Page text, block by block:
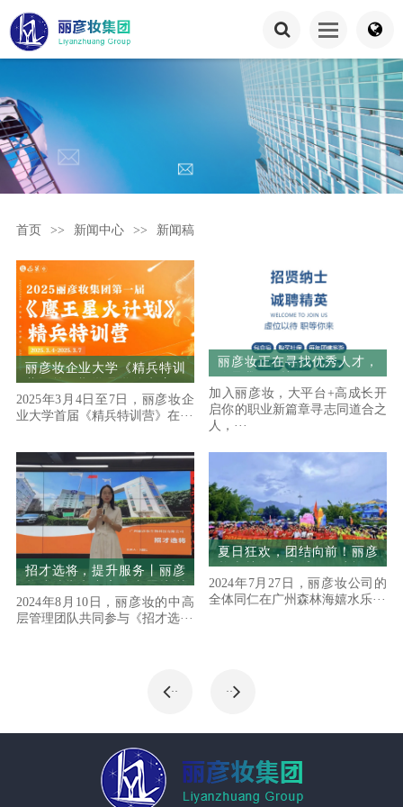
首页 >> 新闻中心 >> 新闻稿
丽彦妆企业大学《精兵特训
营》第一期学员学练考赛圆
满毕业！
2025年3月4日至7日，丽彦妆企
业大学首届《精兵特训营》在···
丽彦妆正在寻找优秀人才，
你是我们要找的人吗？
加入丽彦妆，大平台+高成长开
启你的职业新篇章寻志同道合之
人，···
招才选将，提升服务丨丽彦
妆成功举办中高管专题培训
会
2024年8月10日，丽彦妆的中高
层管理团队共同参与《招才选···
夏日狂欢，团结向前！丽彦
妆森林海嬉水乐园团建旅游
圆满举行！
2024年7月27日，丽彦妆公司的
全体同仁在广州森林海嬉水乐···
·· ··